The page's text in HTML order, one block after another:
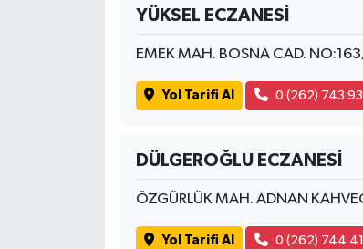
YÜKSEL ECZANESİ
EMEK MAH. BOSNA CAD.
Yol Tarifi Al 0 (262) 743 93
DÜLGEROĞLU ECZANESİ
ÖZGÜRLÜK MAH. ADNAN
Yol Tarifi Al 0 (262) 744